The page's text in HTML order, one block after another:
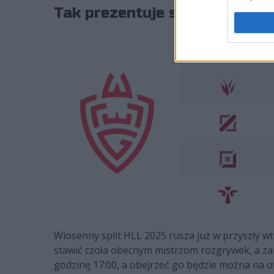
Tak prezentuje się skład
Wiosenny split HLL 2025 rusza już w przyszły
stawić czoła obecnym mistrzom rozgrywek, a
godzinę 17:00, a obejrzeć go będzie można na